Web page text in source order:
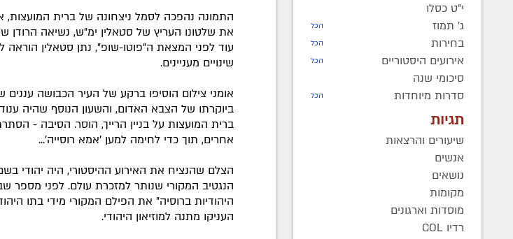
י"ט כסלו
ג' תמוז
הכל
בחירות הכל
אירועים היסטוריים הכל
סיכומי שנה
סדרות מיוחדות
הכל
תגיות
שיעורים והרצאות
אנשים
נושאים
מקומות
מוסדות וארגונים
רדיו COL
התמונה נהפכה לסמל ניצחונה של ברית
את שלטונו העריץ של סטאלין ימ"ש, נשיאה הרודן
עוד לפני המצאת ה"פוטו-שופ", נתן סטאלין
שינויים מעניינים.
אומני צילום הוסיפו ברקע של העיר הכבושה
ביוקרתו של הצבא האדום, והשעון הנוסף שהיה
ברית המועצות על בניין הרייך, הוסר. הסיבה -
אחרים, תוך כדי לחימה למען 'אמא רוסייה'...
הצלם שהנציח את האירוע ההיסטורי, היה יהודי
הנגטיב המקורי שנותר למזכרת עולם. לפני מספר
היהודיות ברוסיה" את הפילם המקורי מידי בתו
העניקו מתנה למוזיאון היהודי.